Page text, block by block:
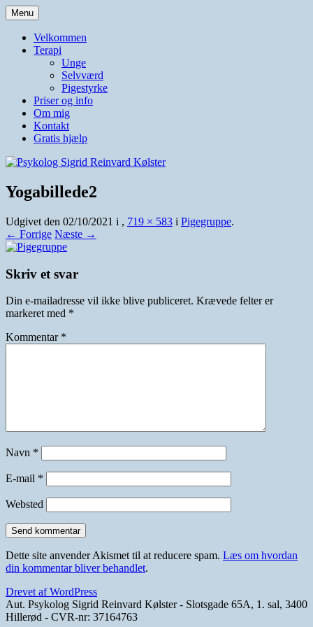
Hop
til
indhold
Psykolog Sigrid Reinvard
Kølster
Menu
Velkommen
Terapi
Unge
Selvværd
Pigestyrke
Priser og info
Om mig
Kontakt
Gratis hjælp
Yogabillede2
Udgivet den 02/10/2021 i , 719 × 583 i Pigegruppe.
← Forrige Næste →
Skriv et svar
Din e-mailadresse vil ikke blive publiceret. Krævede felter er
markeret med *
Kommentar *
Navn *
E-mail *
Websted
Dette site anvender Akismet til at reducere spam. Læs om hvordan
din kommentar bliver behandlet.
Drevet af WordPress
Aut. Psykolog Sigrid Reinvard Kølster - Slotsgade 65A, 1. sal, 3400
Hillerød - CVR-nr: 37164763